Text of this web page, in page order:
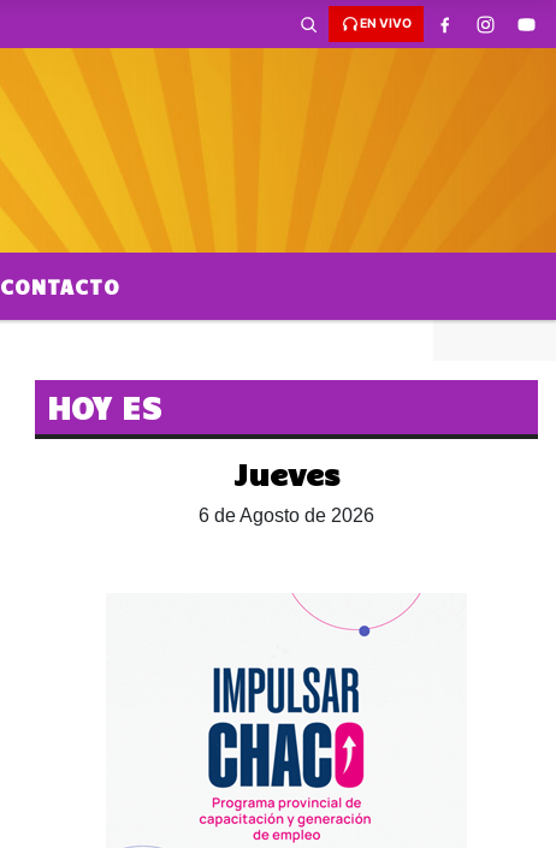
EN VIVO
CONTACTO
HOY ES
Jueves
6 de Agosto de 2026